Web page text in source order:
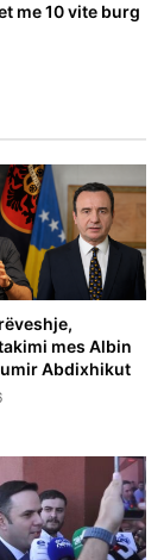
me 10 vite burg
mes Albin
Abdixhikut